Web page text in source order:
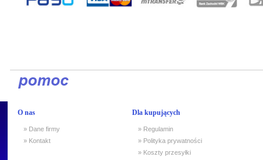
O nas
» Dane firmy
» Kontakt
Dla kupujących
» Regulamin
» Polityka prywatności
» Koszty przesyłki